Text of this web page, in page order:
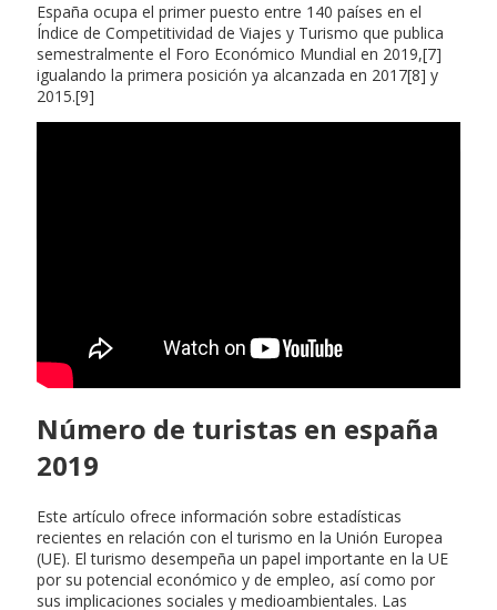
España ocupa el primer puesto entre 140 países en el
Índice de Competitividad de Viajes y Turismo que publica
semestralmente el Foro Económico Mundial en 2019,[7]
igualando la primera posición ya alcanzada en 2017[8] y
2015.[9]
Número de turistas en españa
2019
Este artículo ofrece información sobre estadísticas
recientes en relación con el turismo en la Unión Europea
(UE). El turismo desempeña un papel importante en la UE
por su potencial económico y de empleo, así como por
sus implicaciones sociales y medioambientales. Las